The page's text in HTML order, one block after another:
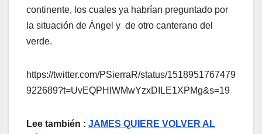
continente, los cuales ya habrían preguntado por
la situación de Ángel y de otro canterano del
verde.
https://twitter.com/PSierraR/status/1518951767479
922689?t=UvEQPHlWMwYzxDILE1XPMg&s=19
Lee también : JAMES QUIERE VOLVER AL